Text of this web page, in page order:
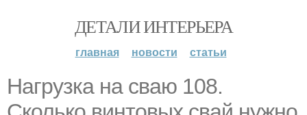
ДЕТАЛИ ИНТЕРЬЕРА
главная новости статьи
Нагрузка на сваю 108.